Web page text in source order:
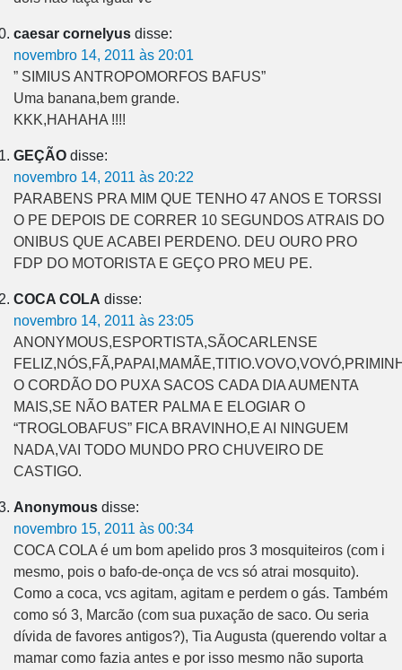
caesar cornelyus disse:
novembro 14, 2011 às 20:01
” SIMIUS ANTROPOMORFOS BAFUS”
Uma banana,bem grande.
KKK,HAHAHA !!!!
GEÇÃO disse:
novembro 14, 2011 às 20:22
PARABENS PRA MIM QUE TENHO 47 ANOS E TORSSI
O PE DEPOIS DE CORRER 10 SEGUNDOS ATRAIS DO
ONIBUS QUE ACABEI PERDENO. DEU OURO PRO
FDP DO MOTORISTA E GEÇO PRO MEU PE.
COCA COLA disse:
novembro 14, 2011 às 23:05
ANONYMOUS,ESPORTISTA,SÃOCARLENSE
O CORDÃO DO PUXA SACOS CADA DIA AUMENTA
MAIS,SE NÃO BATER PALMA E ELOGIAR O
“TROGLOBAFUS” FICA BRAVINHO,E AI NINGUEM
NADA,VAI TODO MUNDO PRO CHUVEIRO DE
CASTIGO.
Anonymous disse:
novembro 15, 2011 às 00:34
COCA COLA é um bom apelido pros 3 mosquiteiros (com i
mesmo, pois o bafo-de-onça de vcs só atrai mosquito).
Como a coca, vcs agitam, agitam e perdem o gás. Também
como só 3, Marcão (com sua puxação de saco. Ou seria
dívida de favores antigos?), Tia Augusta (querendo voltar a
mamar como fazia antes e por isso mesmo não suporta